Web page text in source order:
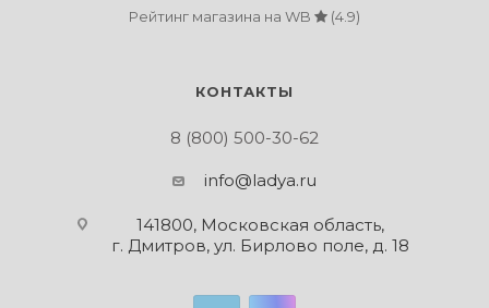
Рейтинг магазина на WB
(4.9)
КОНТАКТЫ
8 (800) 500-30-62
info@ladya.ru
141800, Московская область,
г. Дмитров, ул. Бирлово поле, д. 18